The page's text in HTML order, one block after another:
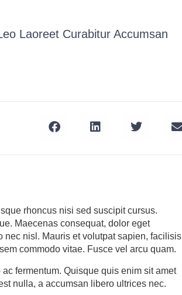
Laoreet Curabitur Accumsan
rhoncus nisi sed suscipit cursus.
Maecenas consequat, dolor eget
nec nisl. Mauris et volutpat sapien, facilisis
commodo vitae. Fusce vel arcu quam.
fermentum. Quisque quis enim sit amet
nulla, a accumsan libero ultrices nec.